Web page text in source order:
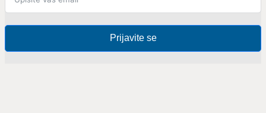
Prijavite se